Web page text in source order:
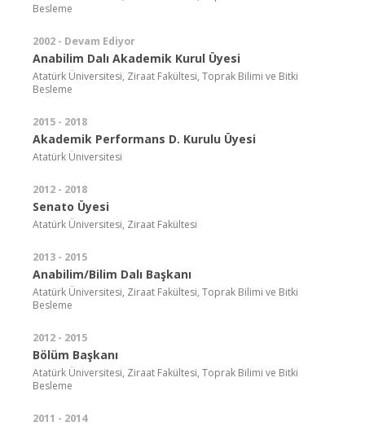
Besleme
2002 - Devam Ediyor
Anabilim Dalı Akademik Kurul Üyesi
Atatürk Üniversitesi, Ziraat Fakültesi, Toprak Bilimi ve Bitki
Besleme
2015 - 2018
Akademik Performans D. Kurulu Üyesi
Atatürk Üniversitesi
2012 - 2018
Senato Üyesi
Atatürk Üniversitesi, Ziraat Fakültesi
2013 - 2015
Anabilim/Bilim Dalı Başkanı
Atatürk Üniversitesi, Ziraat Fakültesi, Toprak Bilimi ve Bitki
Besleme
2012 - 2015
Bölüm Başkanı
Atatürk Üniversitesi, Ziraat Fakültesi, Toprak Bilimi ve Bitki
Besleme
2011 - 2014